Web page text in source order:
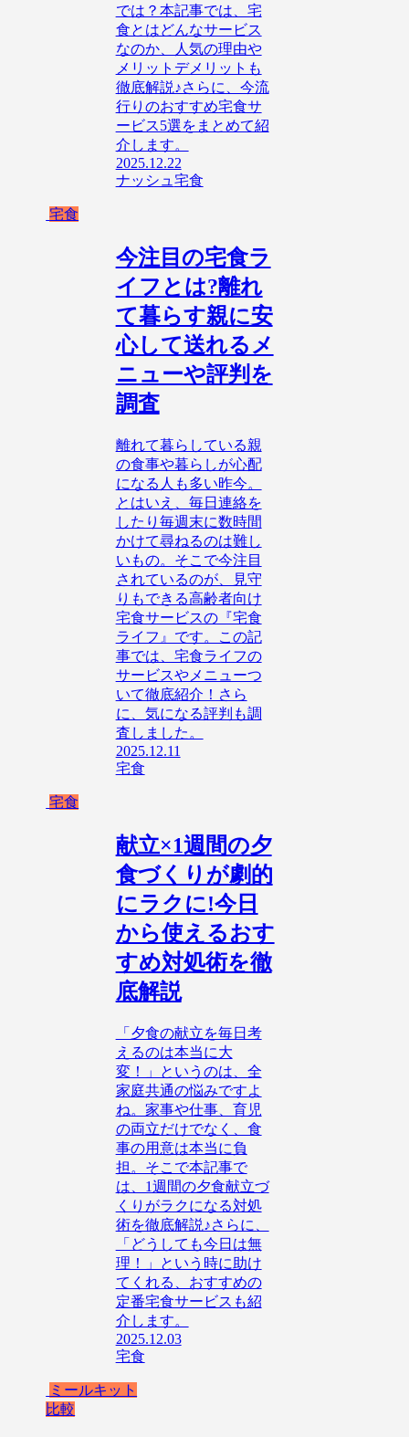
では？本記事では、宅
食とはどんなサービス
なのか、人気の理由や
メリットデメリットも
徹底解説♪さらに、今流
行りのおすすめ宅食サ
ービス5選をまとめて紹
介します。
2025.12.22
ナッシュ 宅食
宅食
今注目の宅食ラ
イフとは?離れ
て暮らす親に安
心して送れるメ
ニューや評判を
調査
離れて暮らしている親
の食事や暮らしが心配
になる人も多い昨今。
とはいえ、毎日連絡を
したり毎週末に数時間
かけて尋ねるのは難し
いもの。そこで今注目
されているのが、見守
りもできる高齢者向け
宅食サービスの『宅食
ライフ』です。この記
事では、宅食ライフの
サービスやメニューつ
いて徹底紹介！さら
に、気になる評判も調
査しました。
2025.12.11
宅食
宅食
献立×1週間の夕
食づくりが劇的
にラクに!今日
から使えるおす
すめ対処術を徹
底解説
「夕食の献立を毎日考
えるのは本当に大
変！」というのは、全
家庭共通の悩みですよ
ね。家事や仕事、育児
の両立だけでなく、食
事の用意は本当に負
担。そこで本記事で
は、1週間の夕食献立づ
くりがラクになる対処
術を徹底解説♪さらに、
「どうしても今日は無
理！」という時に助け
てくれる、おすすめの
定番宅食サービスも紹
介します。
2025.12.03
宅食
ミールキット
比較